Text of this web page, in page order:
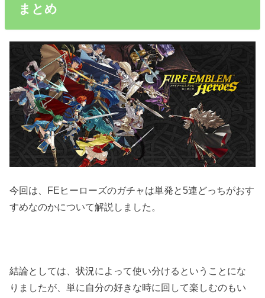
まとめ
今回は、FEヒーローズのガチャは単発と5連どっちがおす
すめなのかについて解説しました。
結論としては、状況によって使い分けるということにな
りましたが、単に自分の好きな時に回して楽しむのもい